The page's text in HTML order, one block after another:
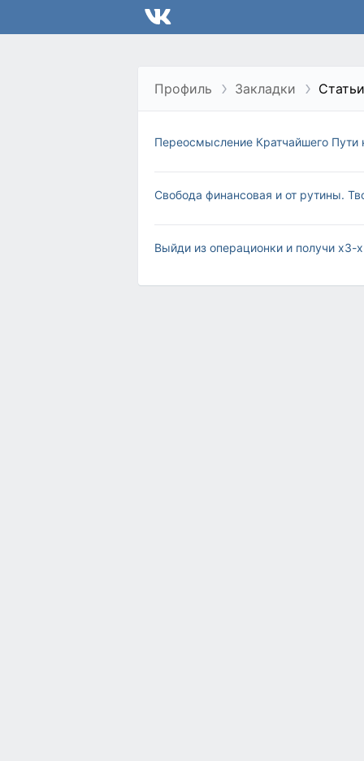
Профиль Закладки Статьи
Переосмысление Кратчайшего Пути
Свобода финансовая и от рутины.
Выйди из операционки и получи